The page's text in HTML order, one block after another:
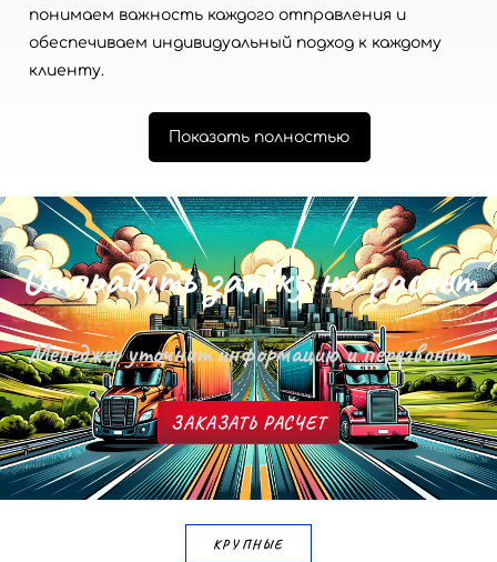
понимаем важность каждого отправления и
обеспечиваем индивидуальный подход к каждому
клиенту.
Показать полностью
Отправить заявку на расчет
Менеджер уточнит информацию и перезвонит
ЗАКАЗАТЬ РАСЧЕТ
КРУПНЫЕ